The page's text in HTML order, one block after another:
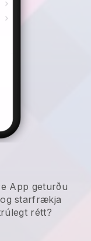
App geturðu
ogstarfrækja
rétt?